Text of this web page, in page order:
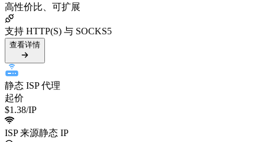
高性价比、可扩展
支持 HTTP(S) 与 SOCKS5
查看详情
静态 ISP 代理
起价
$1.38/IP
ISP 来源静态 IP